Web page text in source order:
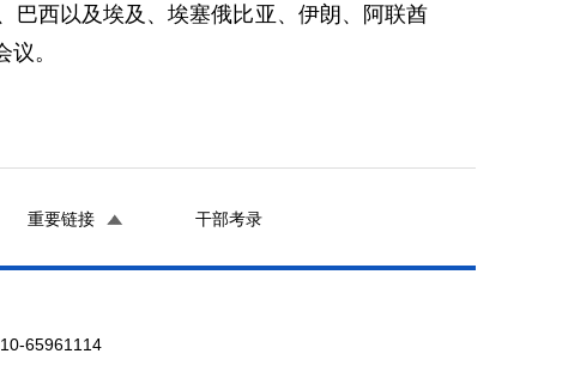
巴西以及埃及、埃塞俄比亚、伊朗、阿联酋
。
重要链接 干部考录
65961114